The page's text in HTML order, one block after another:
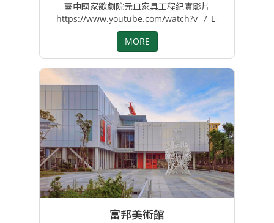
臺中國家歌劇院元皿家具工程紀實影片
https://www.youtube.com/watch?v=7_L-
RBofLnE&feature=youtu.be 專案負責: 呂明樺
/ 李文馨
MORE
富邦美術館